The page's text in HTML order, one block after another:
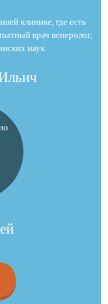
клинике, где есть
врач венеролог,
наук